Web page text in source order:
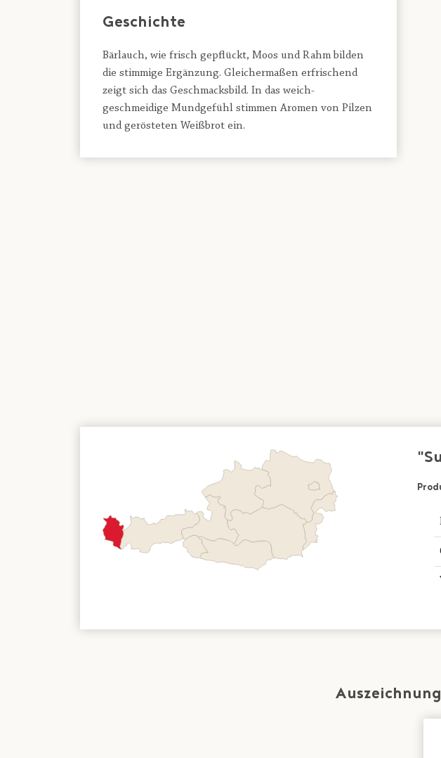
Geschichte
Bärlauch, wie frisch gepflückt, Moos und Rahm bilden
die stimmige Ergänzung. Gleichermaßen erfrischend
zeigt sich das Geschmacksbild. In das weich-
geschmeidige Mundgefühl stimmen Aromen von Pilzen
und gerösteten Weißbrot ein.